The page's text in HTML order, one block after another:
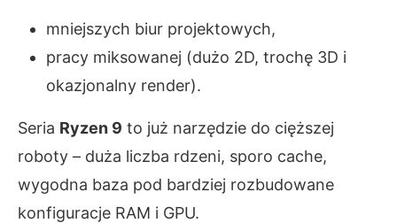
mniejszych biur projektowych,
pracy miksowanej (dużo 2D, trochę 3D i
okazjonalny render).
Seria Ryzen 9 to już narzędzie do cięższej
roboty – duża liczba rdzeni, sporo cache,
wygodna baza pod bardziej rozbudowane
konfiguracje RAM i GPU.